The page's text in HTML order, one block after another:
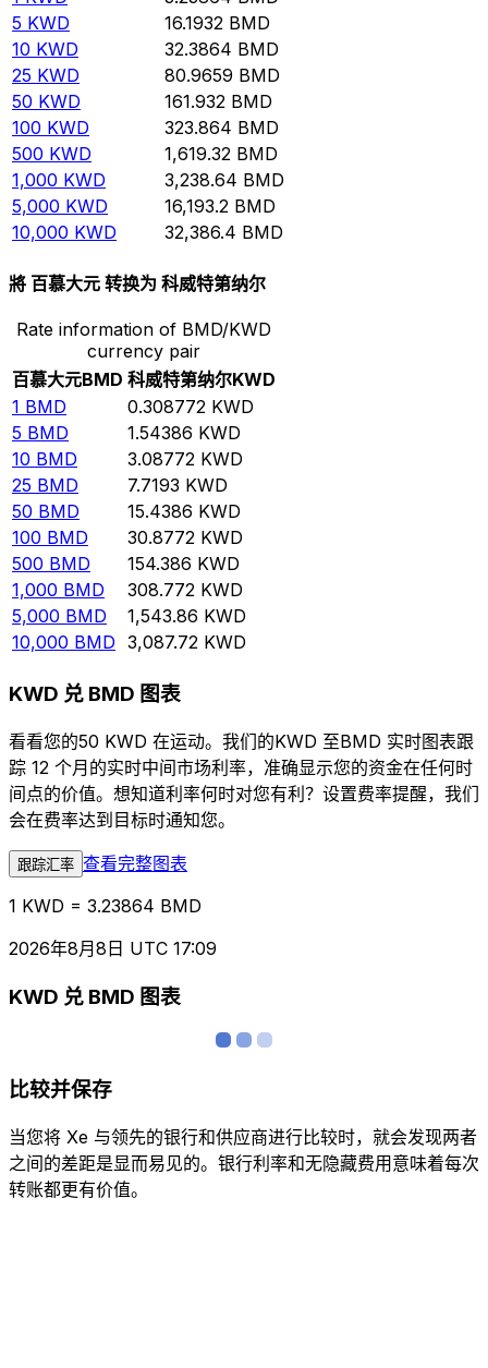
5 KWD 16.1932 BMD
10 KWD 32.3864 BMD
25 KWD 80.9659 BMD
50 KWD 161.932 BMD
100 KWD 323.864 BMD
500 KWD 1,619.32 BMD
1,000 KWD 3,238.64 BMD
5,000 KWD 16,193.2 BMD
10,000 KWD 32,386.4 BMD
將 百慕大元 转换为 科威特第纳尔
Rate information of BMD/KWD
currency pair
百慕大元BMD 科威特第纳尔KWD
1 BMD 0.308772 KWD
5 BMD 1.54386 KWD
10 BMD 3.08772 KWD
25 BMD 7.7193 KWD
50 BMD 15.4386 KWD
100 BMD 30.8772 KWD
500 BMD 154.386 KWD
1,000 BMD 308.772 KWD
5,000 BMD 1,543.86 KWD
10,000 BMD 3,087.72 KWD
KWD 兑 BMD 图表
看看您的50 KWD 在运动。我们的KWD 至BMD 实时图表跟
踪 12 个月的实时中间市场利率，准确显示您的资金在任何时
间点的价值。想知道利率何时对您有利？设置费率提醒，我们
会在费率达到目标时通知您。
跟踪汇率 查看完整图表
1 KWD = 3.23864 BMD
2026年8月8日 UTC 17:09
KWD 兑 BMD 图表
比较并保存
当您将 Xe 与领先的银行和供应商进行比较时，就会发现两者
之间的差距是显而易见的。银行利率和无隐藏费用意味着每次
转账都更有价值。